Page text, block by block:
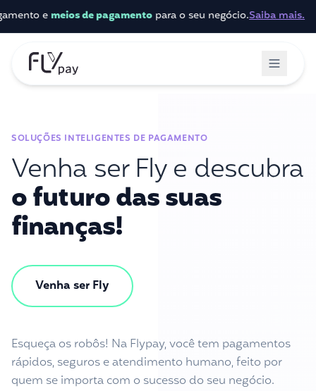
emeios de pagamentopara o seu negócio.Saiba mais.
SOLUÇÕES INTELIGENTES DE PAGAMENTO
Venha ser Fly e descubra
o futuro das suas
finanças!
Venha ser Fly
Esqueça os robôs! Na Flypay, você tem pagamentos
rápidos, seguros e atendimento humano, feito por
quem se importa com o sucesso do seu negócio.